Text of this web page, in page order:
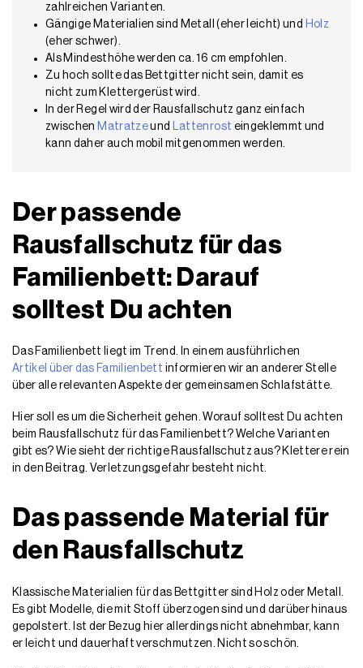
zahlreichen Varianten.
Gängige Materialien sind Metall (eher leicht) und Holz
(eher schwer).
Als Mindesthöhe werden ca. 16 cm empfohlen.
Zu hoch sollte das Bettgitter nicht sein, damit es
nicht zum Klettergerüst wird.
In der Regel wird der Rausfallschutz ganz einfach
zwischen Matratzeund Lattenrost eingeklemmt und
kann daher auch mobil mitgenommen werden.
Der passende
Rausfallschutz für das
Familienbett: Darauf
solltest Du achten
Das Familienbett liegt im Trend. In einem ausführlichen
Artikel über das Familienbett informieren wir an anderer Stelle
über alle relevanten Aspekte der gemeinsamen Schlafstätte.
Hier soll es um die Sicherheit gehen. Worauf solltest Du achten
beim Rausfallschutz für das Familienbett? Welche Varianten
gibt es? Wie sieht der richtige Rausfallschutz aus? Klettere rein
in den Beitrag. Verletzungsgefahr besteht nicht.
Das passende Material für
den Rausfallschutz
Klassische Materialien für das Bettgitter sind Holz oder Metall.
Es gibt Modelle, die mit Stoff überzogen sind und darüber hinaus
gepolstert. Ist der Bezug hier allerdings nicht abnehmbar, kann
er leicht und dauerhaft verschmutzen. Nicht so schön.